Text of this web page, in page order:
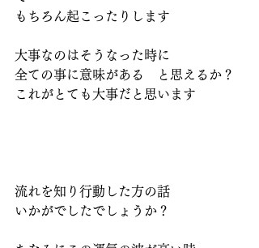
もちろん起こったりします
大事なのはそうなった時に
全ての事に意味がある　と思えるか？
これがとても大事だと思います
流れを知り行動した方の話
いかがでしたでしょうか？